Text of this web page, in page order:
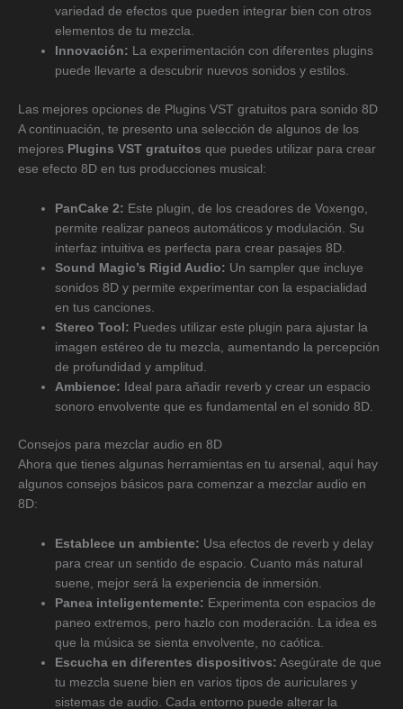
variedad de efectos que pueden integrar bien con otros
elementos de tu mezcla.
Innovación: La experimentación con diferentes plugins
puede llevarte a descubrir nuevos sonidos y estilos.
Las mejores opciones de Plugins VST gratuitos para sonido 8D
A continuación, te presento una selección de algunos de los
mejores Plugins VST gratuitos que puedes utilizar para crear
ese efecto 8D en tus producciones musical:
PanCake 2: Este plugin, de los creadores de Voxengo,
permite realizar paneos automáticos y modulación. Su
interfaz intuitiva es perfecta para crear pasajes 8D.
Sound Magic’s Rigid Audio: Un sampler que incluye
sonidos 8D y permite experimentar con la espacialidad
en tus canciones.
Stereo Tool: Puedes utilizar este plugin para ajustar la
imagen estéreo de tu mezcla, aumentando la percepción
de profundidad y amplitud.
Ambience: Ideal para añadir reverb y crear un espacio
sonoro envolvente que es fundamental en el sonido 8D.
Consejos para mezclar audio en 8D
Ahora que tienes algunas herramientas en tu arsenal, aquí hay
algunos consejos básicos para comenzar a mezclar audio en
8D:
Establece un ambiente: Usa efectos de reverb y delay
para crear un sentido de espacio. Cuanto más natural
suene, mejor será la experiencia de inmersión.
Panea inteligentemente: Experimenta con espacios de
paneo extremos, pero hazlo con moderación. La idea es
que la música se sienta envolvente, no caótica.
Escucha en diferentes dispositivos: Asegúrate de que
tu mezcla suene bien en varios tipos de auriculares y
sistemas de audio. Cada entorno puede alterar la